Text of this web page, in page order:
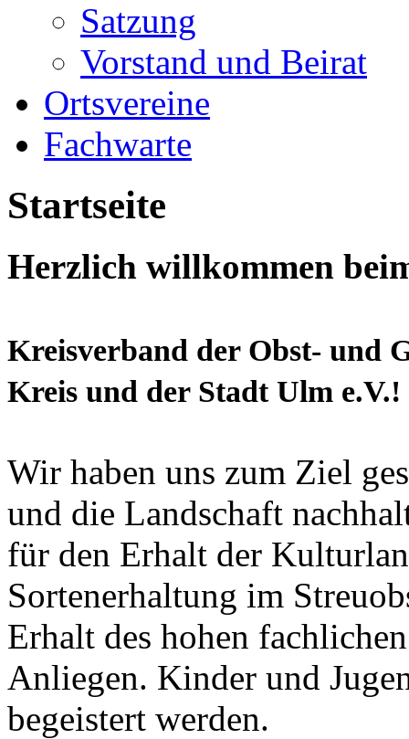
Satzung
Vorstand und Beirat
Ortsvereine
Fachwarte
Startseite
Herzlich willkommen
Kreisverband der Obst- und
Kreis und der Stadt Ulm e.V.!
Wir haben uns zum Ziel
und die Landschaft
für den Erhalt der
Sortenerhaltung im
Erhalt des hohen
Anliegen. Kinder und
begeistert werden.